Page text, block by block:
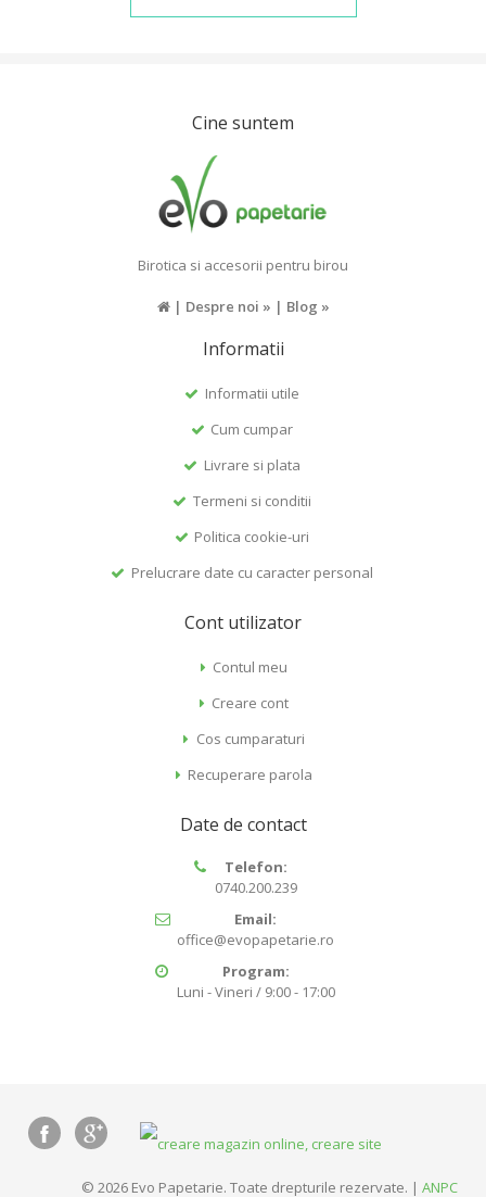
Cine suntem
Birotica si accesorii pentru birou
| Despre noi » | Blog »
Informatii
Informatii utile
Cum cumpar
Livrare si plata
Termeni si conditii
Politica cookie-uri
Prelucrare date cu caracter personal
Cont utilizator
Contul meu
Creare cont
Cos cumparaturi
Recuperare parola
Date de contact
Telefon:
0740.200.239
Email:
office@evopapetarie.ro
Program:
Luni - Vineri / 9:00 - 17:00
© 2026 Evo Papetarie. Toate drepturile rezervate. | ANPC